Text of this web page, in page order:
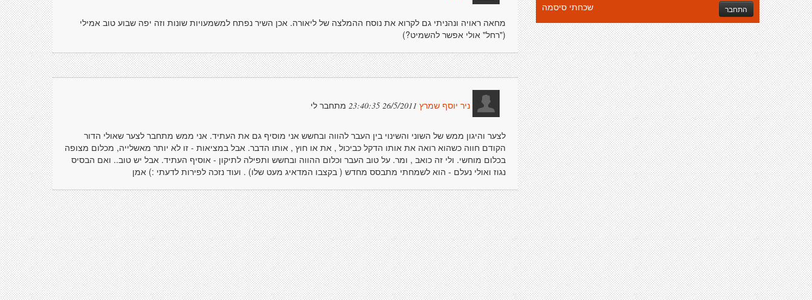
מחאה ראויה ונהניתי גם לקרוא את נוסח ההמלצה של ליאורה. אכן השיר נפתח למשמעויות שונות וזה יפה שבוע טוב אמילי
("רחל" אולי אפשר להשמיט?)
ניר יוסף שמרץ 26/5/2011 23:40:35 מתחבר לי
לצער והיגון ממש של השוני והשינוי בין העבר להווה ובחשש אני מוסיף גם את העתיד. אני ממש מתחבר לצער שאולי הדור
הקודם חווה כשהוא רואה את אותו הדקל כביכול , את או חוץ , אותו הדבר. אבל במציאות - זו לא יותר מאשלייה, מכלום מצופה
בכלום מוחשי. ולי זה כואב , ומר. על טוב העבר וכלום ההווה ובחשש ותפילה לתיקון - אוסיף העתיד. אבל יש טוב.. ואם הבסיס
נגוז ואולי נעלם - הוא לשמחתי מתבסס מחדש ( בקצבו המדאיג מעט שלו) . ועוד נזכה לפירות לדעתי :) אמן
התחבר שכחתי סיסמה